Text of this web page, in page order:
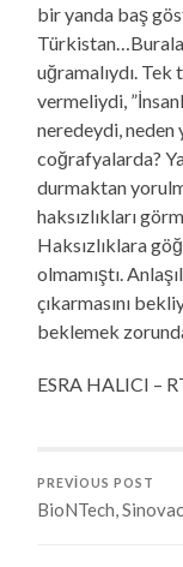
bir yanda baş
uğramalıydı. Tek
vermeliydi,
neredeydi,
coğrafyalarda?
durmaktan
haksızlıkları
Haksızlıklara
olmamıştı.
çıkarmasını
beklemek
ESRA HALICI –
PREVIOUS POST
BioNTech,